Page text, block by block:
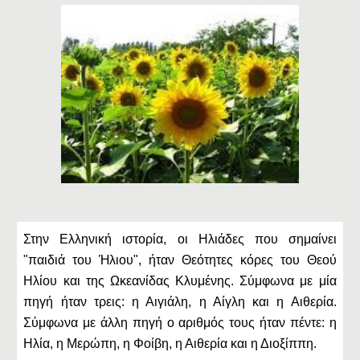
Στην Ελληνική ιστορία, οι Ηλιάδες που σημαίνει
"παιδιά του Ήλιου", ήταν Θεότητες κόρες του Θεού
Ηλίου και της Ωκεανίδας Κλυμένης. Σύμφωνα με μία
πηγή ήταν τρεις: η Αιγιάλη, η Αίγλη και η Αιθερία.
Σύμφωνα με άλλη πηγή ο αριθμός τους ήταν πέντε: η
Ηλία, η Μερώπη, η Φοίβη, η Αιθερία και η Διοξίππη.